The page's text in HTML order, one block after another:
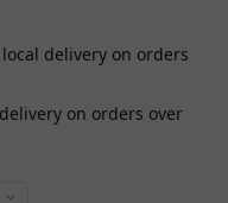
local delivery on orders
on orders over